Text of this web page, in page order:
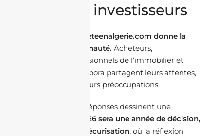
acteurs et investisseurs
Chaque jeudi, Jacheteenalgerie.com donne la
parole à sa communauté. Acheteurs,
investisseurs, professionnels de l’immobilier et
membres de la diaspora partagent leurs attentes,
leurs stratégies et leurs préoccupations.
Cette semaine, les réponses dessinent une
2026 sera une année de décision,
de sélection et de sécurisation, où la réflexion